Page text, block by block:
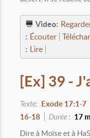
Video:
: Écouter
:
Lire
[Ex] 39 -
Texte: Exode 17:1-7
16-18
Durée : 17
Dire à Moïse et à